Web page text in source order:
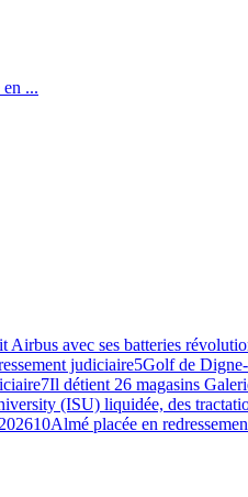
...
Airbus avec ses batteries
judiciaire5Golf de
7Il détient 26 magasins
(ISU) liquidée, des
10Almé placée en